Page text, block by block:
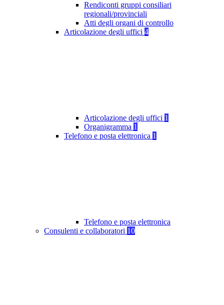
Rendiconti gruppi consiliari
regionali/provinciali
Atti degli organi di controllo
Articolazione degli uffici 4
Articolazione degli uffici 1
Organigramma 1
Telefono e posta elettronica 1
Telefono e posta elettronica
Consulenti e collaboratori 10